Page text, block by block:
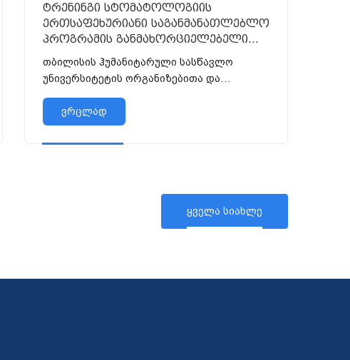
ტრენინგი სტომატოლოგიის
ერთსაფეხურიანი საგანმანათლებლო
პროგრამის განმახორციელებელი
აკადემიური და მოწვეული
პერსონალისთვის
თბილისის ჰუმანიტარული სასწავლო
უნივერსიტეტის ორგანიზებითა და
სტომატოლოგიის ერთსაფეხურიანი
საგანამანათლებლო პროგრამის
განმახორციელებელ...
ვრცლად
ყველა სიახლე